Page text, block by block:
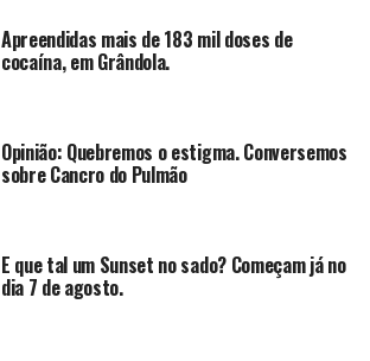
Apreendidas mais de 183 mil doses de
cocaína, em Grândola.
Opinião: Quebremos o estigma. Conversemos
sobre Cancro do Pulmão
E que tal um Sunset no sado? Começam já no
dia 7 de agosto.